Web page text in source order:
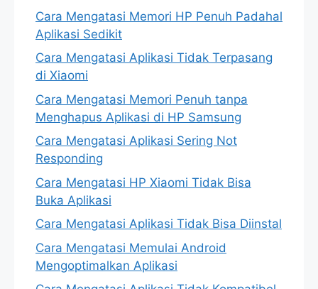
Cara Mengatasi Memori HP Penuh Padahal
Aplikasi Sedikit
Cara Mengatasi Aplikasi Tidak Terpasang
di Xiaomi
Cara Mengatasi Memori Penuh tanpa
Menghapus Aplikasi di HP Samsung
Cara Mengatasi Aplikasi Sering Not
Responding
Cara Mengatasi HP Xiaomi Tidak Bisa
Buka Aplikasi
Cara Mengatasi Aplikasi Tidak Bisa Diinstal
Cara Mengatasi Memulai Android
Mengoptimalkan Aplikasi